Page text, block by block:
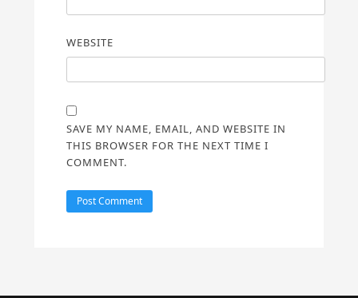
WEBSITE
SAVE MY NAME, EMAIL, AND WEBSITE IN
THIS BROWSER FOR THE NEXT TIME I
COMMENT.